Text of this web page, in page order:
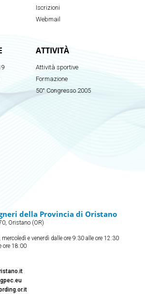
Iscrizioni
Webmail
ATTIVITÀ
Attività sportive
Formazione
50° Congresso 2005
della Provincia di Oristano
Oristano (OR)
e venerdì dalle ore 9:30 alle ore 12:30
ore 18:00